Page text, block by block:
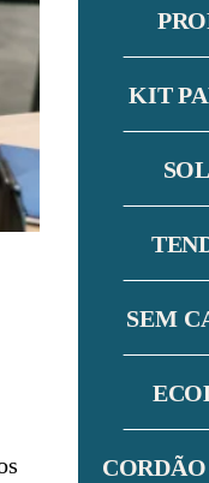
KIT
SEM